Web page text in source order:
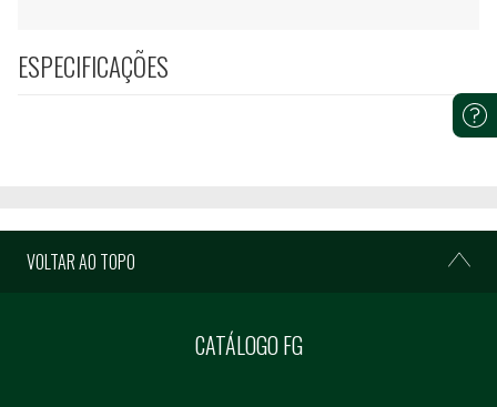
ESPECIFICAÇÕES
VOLTAR AO TOPO
CATÁLOGO FG